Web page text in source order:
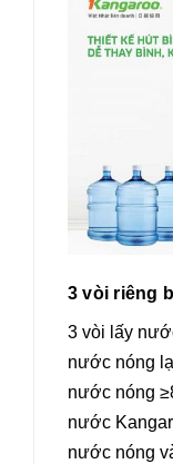
3 vòi riêng
3 vòi lấy
nước nóng
nước nóng
nước
nước nóng